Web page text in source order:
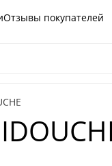
Отзывы покупателей